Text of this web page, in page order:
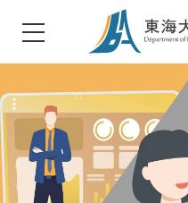
東海大學企管系
T
u
n
g
h
a
i
U
n
i
v
e
r
s
i
t